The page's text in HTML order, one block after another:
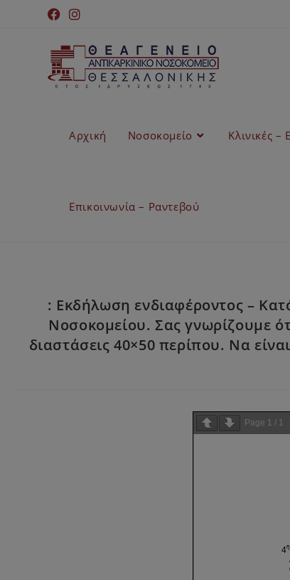
Αρχική Νοσοκομείο Κλινικές –
Επικοινωνία – Ραντεβού
: Εκδήλωση ενδιαφέροντος –
Νοσοκομείου. Σας γνωρίζουμε
διαστάσεις 40×50 περίπου. Να
Page 1 / 1